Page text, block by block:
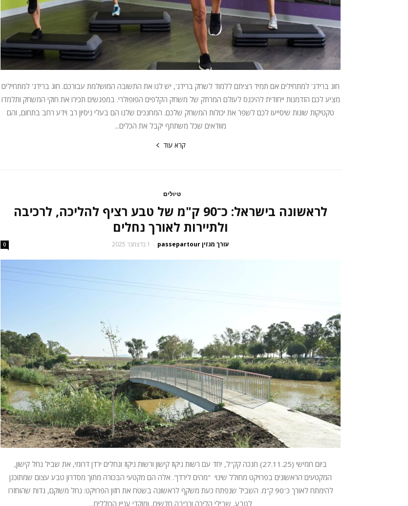
חוג ברידג' למתחילים אם תמיד רציתם ללמוד לשחק ברידג', יש לנו את התשובה המושלמת עבורכם. חוג ברידג' למתחילים
מציע לכם הזדמנות ייחודית להיכנס לעולם המרתק של משחק הקלפים הפופולרי. במפגשים תכירו את חוקי המשחק ותלמדו
טקטיקות שונות שיסייעו לכם לשפר את יכולות המשחק שלכם. המחנכים שלנו הם בעלי ניסיון רב וידע רחב בתחום, והם
מוודאים שכל משתתף יקבל את הכלים...
קרא עוד
טיולים
לראשונה בישראל: כ־90 ק"מ של טבע רציף להליכה, לרכיבה
ולתיירות לאורך נחלים
עורך מגזין passepartour - 1 בדצמבר 2025 0
ביום חמישי (27.11.25) חנכה קק"ל, יחד עם רשות ניקוז קישון ורשות ניקוז ונחלים ירדן דרומי, את שביל נחל קישון,
המקטעים הראשונים בפרויקט מחולל שינוי "מהים לירדן". אלה הם מקטעי הבכורה מתוך מסדרון טבע עצום שמתוכנן
להימתח לאורך כ־90 ק"מ. השביל שנפתח כעת משקף לראשונה בשטח את חזון הפרויקט: נחל משוקם, גדות שהוחזרו
לטבע, שבילי הליכה ורכיבה חדשים, ומוקדי עניין הכוללים...